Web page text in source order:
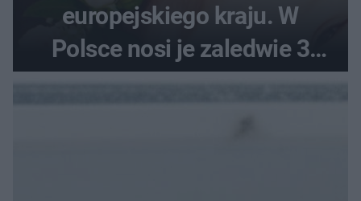
europejskiego kraju. W
Polsce nosi je zaledwie 3
kobiety